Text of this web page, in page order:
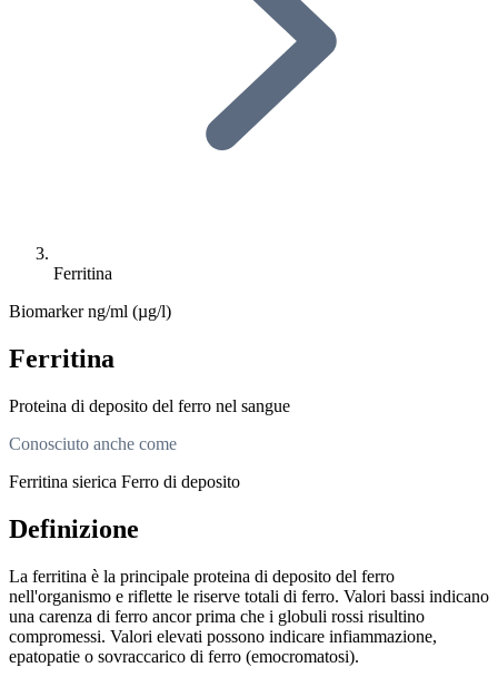
Ferritina
Biomarkerng/ml (µg/l)
Ferritina
Proteina di deposito del ferro nel sangue
Conosciuto anche come
Ferritina sierica Ferro di deposito
Definizione
La ferritina è la principale proteina di deposito del ferro
nell'organismo e riflette le riserve totali di ferro. Valori bassi indicano
una carenza di ferro ancor prima che i globuli rossi risultino
compromessi. Valori elevati possono indicare infiammazione,
epatopatie o sovraccarico di ferro (emocromatosi).